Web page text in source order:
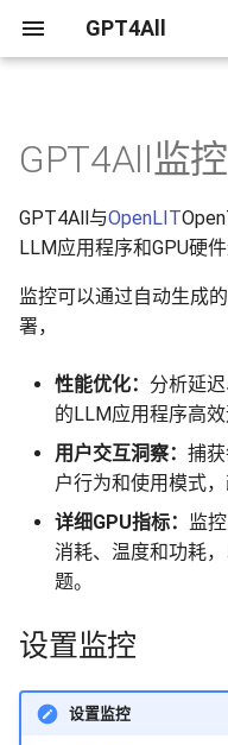
GPT4All
化
搜
索
使用 Microsoft Excel 的
使用您的 Google Drive
使用您的 Obsidian Vault
使用您的 OneDrive 的本
聊天
GPT4All API 服务器
设置监控
可视化
Grafana、DataDog及其
常见问题解答
故障排除
GPT4All监控
GPT4All与OpenLIT
LLM应用程序和GPU硬
监控可以通过自动生成
署，
性能优化： 分析延
的LLM应用程序高
用户交互洞察： 捕
户行为和使用模式
详细GPU指标：
监
消耗、温度和功耗
题。
设置监控
设置监控